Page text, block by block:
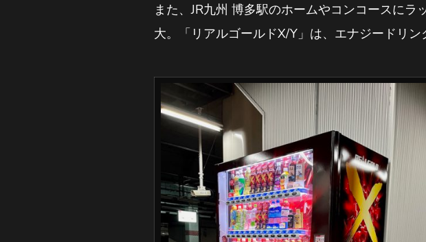
また、JR九州 博多駅のホームやコンコースに
大。「リアルゴールドX/Y」は、エナジードリ